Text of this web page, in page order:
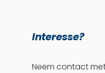
Interesse?
Neem contact